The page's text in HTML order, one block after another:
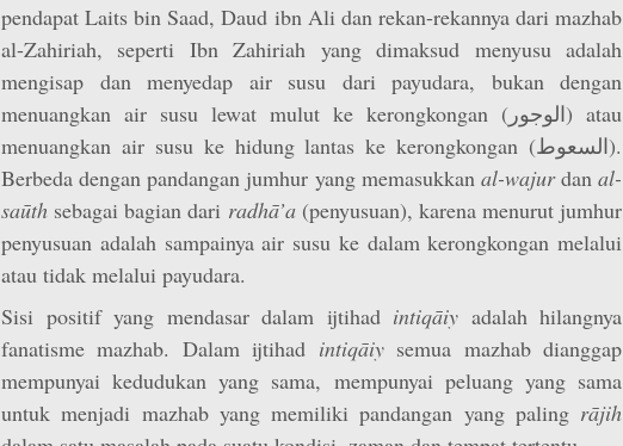
pendapat Laits bin Saad, Daud ibn Ali dan rekan-rekannya dari mazhab
al-Zahiriah, seperti Ibn Zahiriah yang dimaksud menyusu adalah
mengisap dan menyedap air susu dari payudara, bukan dengan
menuangkan air susu lewat mulut ke kerongkongan (الوجور) atau
menuangkan air susu ke hidung lantas ke kerongkongan (السعوط).
Berbeda dengan pandangan jumhur yang memasukkan al-wajurdan al-
saūth sebagai bagian dari radhā’a (penyusuan), karena menurut jumhur
penyusuan adalah sampainya air susu ke dalam kerongkongan melalui
atau tidak melalui payudara.
Sisi positif yang mendasar dalam ijtihad intiqāiy adalah hilangnya
fanatisme mazhab. Dalam ijtihad intiqāiysemua mazhab dianggap
mempunyai kedudukan yang sama, mempunyai peluang yang sama
untuk menjadi mazhab yang memiliki pandangan yang paling rājih